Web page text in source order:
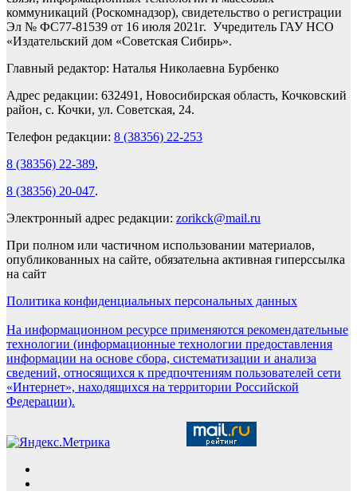
коммуникаций (Роскомнадзор), свидетельство о регистрации
Эл № ФС77-81539 от 16 июля 2021г. Учредитель ГАУ НСО
«Издательский дом «Советская Сибирь».
Главный редактор: Наталья Николаевна Бурбенко
Адрес редакции: 632491, Новосибирская область, Кочковский
район, с. Кочки, ул. Советская, 24.
Телефон редакции: 8 (38356) 22-253
8 (38356) 22-389,
8 (38356) 20-047.
Электронный адрес редакции: zorikck@mail.ru
При полном или частичном использовании материалов,
опубликованных на сайте, обязательна активная гиперссылка
на сайт
Политика конфиденциальных персональных данных
На информационном ресурсе применяются рекомендательные
технологии (информационные технологии предоставления
информации на основе сбора, систематизации и анализа
сведений, относящихся к предпочтениям пользователей сети
«Интернет», находящихся на территории Российской
Федерации).